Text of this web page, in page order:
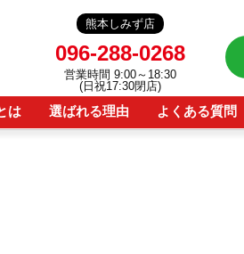
熊本しみず店
096-288-0268
営業時間 9:00～18:30
(日祝17:30閉店)
は 選ばれる理由 よくある質問